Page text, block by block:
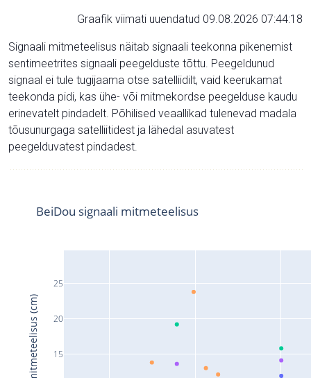
Graafik viimati uuendatud 09.08.2026 07:44:18
Signaali mitmeteelisus näitab signaali teekonna pikenemist
sentimeetrites signaali peegelduste tõttu. Peegeldunud
signaal ei tule tugijaama otse satelliidilt, vaid keerukamat
teekonda pidi, kas ühe- või mitmekordse peegelduse kaudu
erinevatelt pindadelt. Põhilised veaallikad tulenevad madala
tõusunurgaga satelliitidest ja lähedal asuvatest
peegelduvatest pindadest.
15
20
25
BeiDou signaali mitmeteelisus